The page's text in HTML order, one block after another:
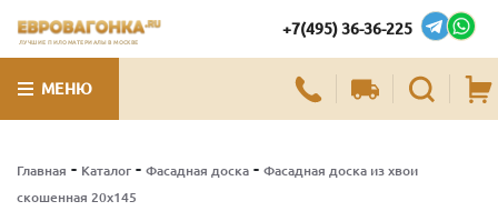
ЛУЧШИЕ ПИЛОМАТЕРИАЛЫ В МОСКВЕ
+7(495) 36-36-225
МЕНЮ
Главная - Каталог - Фасадная доска - Фасадная доска из хвои
скошенная 20х145